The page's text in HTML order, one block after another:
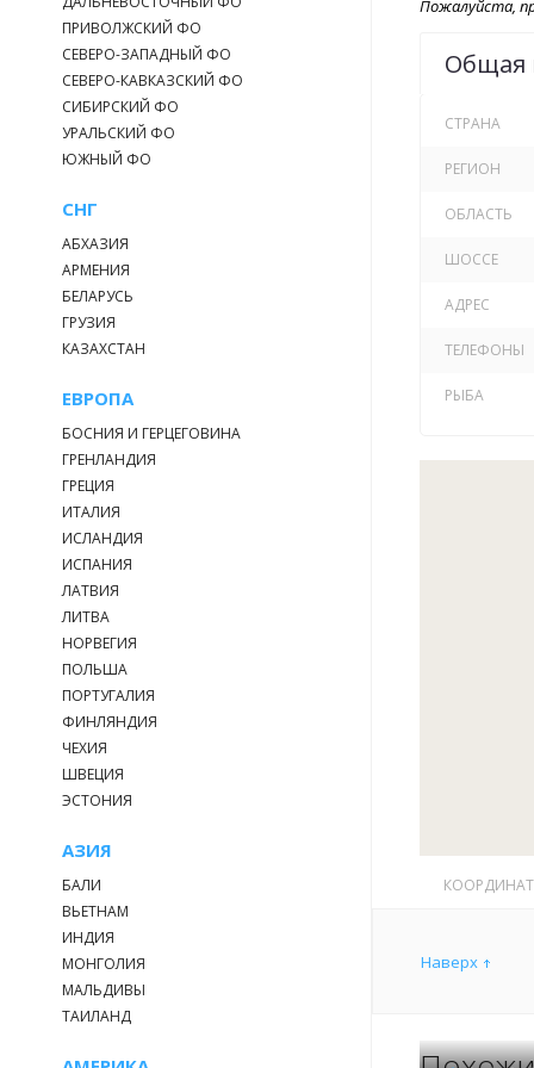
ПРИВОЛЖСКИЙ ФО
СЕВЕРО-ЗАПАДНЫЙ ФО
СЕВЕРО-КАВКАЗСКИЙ ФО
СИБИРСКИЙ ФО
УРАЛЬСКИЙ ФО
ЮЖНЫЙ ФО
СНГ
АБХАЗИЯ
АРМЕНИЯ
БЕЛАРУСЬ
ГРУЗИЯ
КАЗАХСТАН
ЕВРОПА
БОСНИЯ И ГЕРЦЕГОВИНА
ГРЕНЛАНДИЯ
ГРЕЦИЯ
ИТАЛИЯ
ИСЛАНДИЯ
ИСПАНИЯ
ЛАТВИЯ
ЛИТВА
НОРВЕГИЯ
ПОЛЬША
ПОРТУГАЛИЯ
ФИНЛЯНДИЯ
ЧЕХИЯ
ШВЕЦИЯ
ЭСТОНИЯ
АЗИЯ
БАЛИ
ВЬЕТНАМ
ИНДИЯ
МОНГОЛИЯ
МАЛЬДИВЫ
ТАИЛАНД
Вашим
Форель,
Щука,
Окунь,
Белый Амур
Стоимость
Всё, что Вы
Пожалуйста,
Общая
СТРАНА
РЕГИОН
ОБЛАСТЬ
ШОССЕ
АДРЕС
ТЕЛЕФОНЫ
РЫБА
Наверх